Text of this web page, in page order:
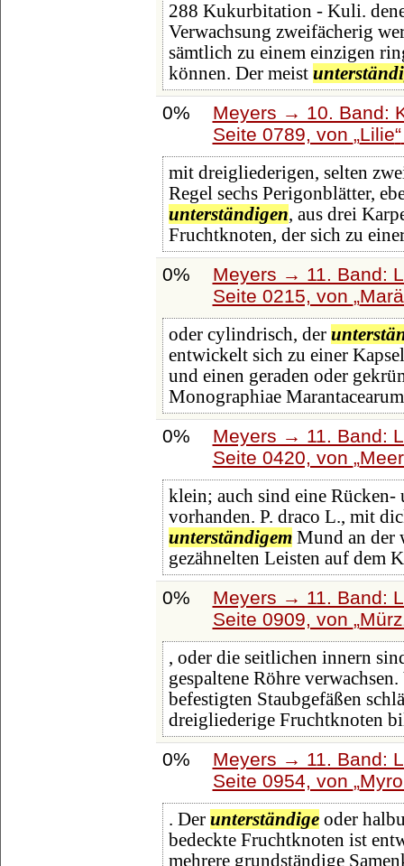
288 Kukurbitation - Kuli.
Verwachsung zweifächerig
sämtlich zu einem einzigen
können. Der meist
0%
Meyers → 10. Band:
Seite 0789, von Lilie
mit dreigliederigen, selten
Regel sechs Perigonblätter,
unterständigen, aus drei
Fruchtknoten, der sich zu
0%
Meyers → 11. Band:
Seite 0215, von
oder cylindrisch, der
entwickelt sich zu einer
und einen geraden oder
Monographiae
0%
Meyers → 11. Band:
Seite 0420, von
klein; auch sind eine
vorhanden. P. draco L., mit
unterständigemMund an der
gezähnelten Leisten auf dem
0%
Meyers → 11. Band:
Seite 0909, von
, oder die seitlichen innern
gespaltene Röhre
befestigten Staubgefäßen
dreigliederige Fruchtknoten
0%
Meyers → 11. Band:
Seite 0954, von
. Der unterständigeoder
bedeckte Fruchtknoten ist
mehrere grundständige